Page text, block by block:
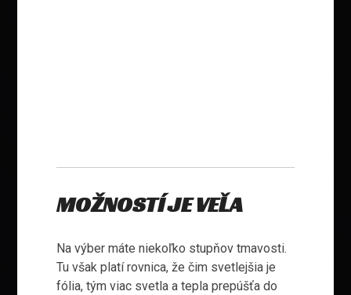
MOŽNOSTÍ JE VEĽA
Na výber máte niekoľko stupňov tmavosti.
Tu však platí rovnica, že čim svetlejšia je
fólia, tým viac svetla a tepla prepúšťa do